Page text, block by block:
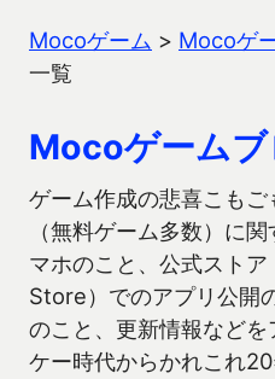
Mocoゲーム > Mocoゲ
一覧
Mocoゲーム
ゲーム作成の悲喜こも
（無料ゲーム多数）に
マホのこと、公式スト
Store）でのアプリ公開
のこと、更新情報など
ケー時代からかれこれ